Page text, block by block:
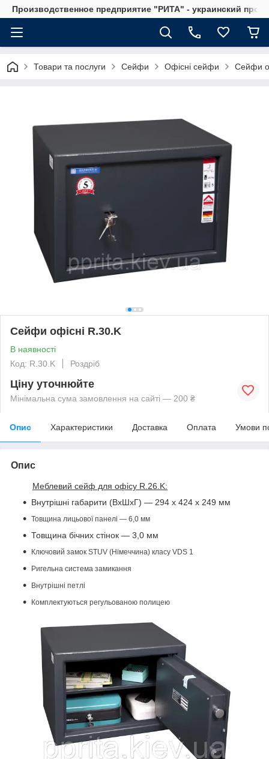
Производственное предприятие "РИТА" - украинский
Товари та послуги Сейфи Офісні сейфи Сейфи
Сейфи офісні R.30.K
В наявності
Код: R.30.K
Роздріб
Ціну уточнюйте
Мінімальна сума замовлення на сайті — 200 ₴
Опис Характеристики Доставка Оплата Умови
Опис
Меблевий сейф для офісу R.26.K:
Внутрішні габарити (ВхШхГ) — 294 х 424 х 249 мм
Товщина лицьової панелі — 6,0 мм
Товщина бічних стінок — 3,0 мм
Ключовий замок STUV (Німеччина) класу VDS 1
Ригельна система замикання
Внутрішні петлі
Комплектуються регульованою полицею